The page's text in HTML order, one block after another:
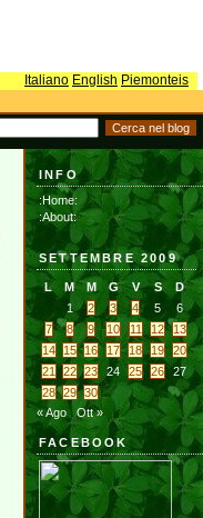
Italiano English Piemonteis
INFO
:Home:
:About:
SETTEMBRE 2009
L M M G V S
D
1
2 3 4 5
6
7
8 9 10 11 12
13
14
15 16 17 18 19
20
21
22 23 24 25 26
27
28
29
30
« Ago
Ott »
FACEBOOK